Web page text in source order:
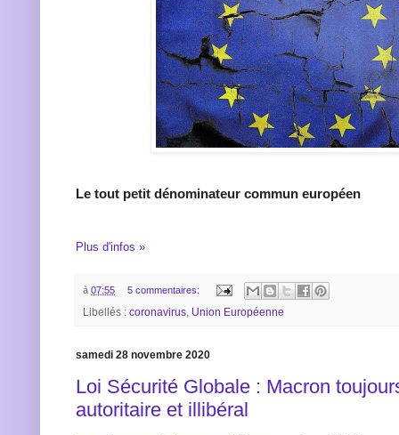
Le tout petit dénominateur commun européen
Plus d'infos »
à 07:55 5 commentaires:
Libellés : coronavirus, Union Européenne
samedi 28 novembre 2020
Loi Sécurité Globale : Macron
autoritaire et illibéral